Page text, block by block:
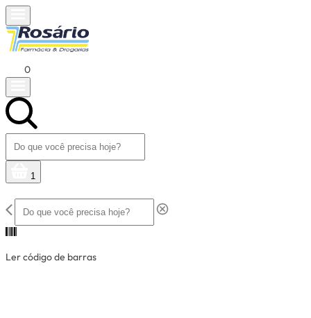
0
1
Ler código de barras